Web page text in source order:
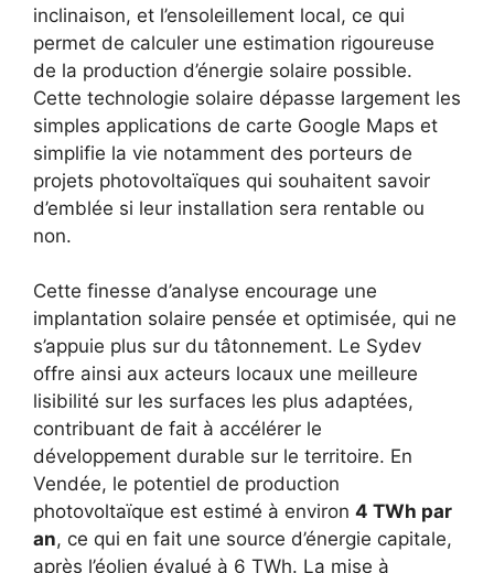
inclinaison, et l’ensoleillement local, ce qui
permet de calculer une estimation rigoureuse
de la production d’énergie solaire possible.
Cette technologie solaire dépasse largement les
simples applications de carte Google Maps et
simplifie la vie notamment des porteurs de
projets photovoltaïques qui souhaitent savoir
d’emblée si leur installation sera rentable ou
non.
Cette finesse d’analyse encourage une
implantation solaire pensée et optimisée, qui ne
s’appuie plus sur du tâtonnement. Le Sydev
offre ainsi aux acteurs locaux une meilleure
lisibilité sur les surfaces les plus adaptées,
contribuant de fait à accélérer le
développement durable sur le territoire. En
Vendée, le potentiel de production
photovoltaïque est estimé à environ 4 TWh par
an, ce qui en fait une source d’énergie capitale,
après l’éolien évalué à 6 TWh. La mise à